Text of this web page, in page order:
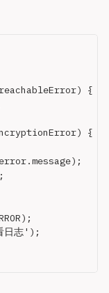
{
{
志');